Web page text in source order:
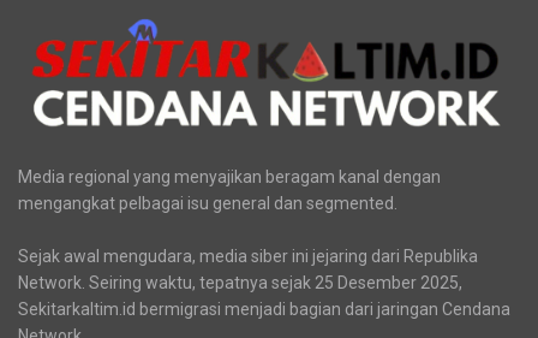
Media regional yang menyajikan beragam kanal dengan
mengangkat pelbagai isu general dan segmented.
Sejak awal mengudara, media siber ini jejaring dari Republika
Network. Seiring waktu, tepatnya sejak 25 Desember 2025,
Sekitarkaltim.id bermigrasi menjadi bagian dari jaringan Cendana